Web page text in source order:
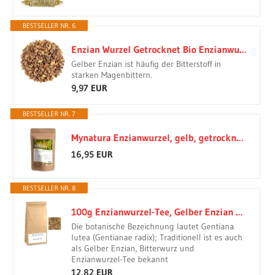
BESTSELLER NR. 6
Enzian Wurzel Getrocknet Bio Enzianwurzel - Enzianwurzels Geschnitten - Gelber Gentian Wurzels Enzianwurzeltee Enzian Tee
Gelber Enzian ist häufig der Bitterstoff in
starken Magenbittern.
9,97 EUR
BESTSELLER NR. 7
Mynatura Enzianwurzel, gelb, getrocknet und geschnitten | Enzian | Pflanzenwurzel | Vegane Produkte | Wurzelstücke für Tee | Im Beutel 250g
16,95 EUR
BESTSELLER NR. 8
100g Enzianwurzel-Tee, Gelber Enzian aus Wildsammlung - Galsters Kräuter
Die botanische Bezeichnung lautet Gentiana
lutea (Gentianae radix); Traditionell ist es auch
als Gelber Enzian, Bitterwurz und
Enzianwurzel-Tee bekannt
12,82 EUR